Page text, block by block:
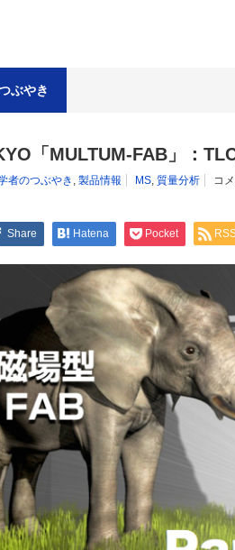
ぶやき
「MULTUM-FAB」：
者のつぶやき , 製品情報 MS, 質量分析 コ
Share Hatena Pocket